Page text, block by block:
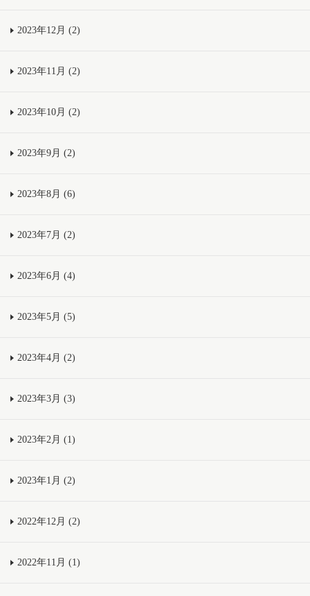
2023年12月 (2)
2023年11月 (2)
2023年10月 (2)
2023年9月 (2)
2023年8月 (6)
2023年7月 (2)
2023年6月 (4)
2023年5月 (5)
2023年4月 (2)
2023年3月 (3)
2023年2月 (1)
2023年1月 (2)
2022年12月 (2)
2022年11月 (1)